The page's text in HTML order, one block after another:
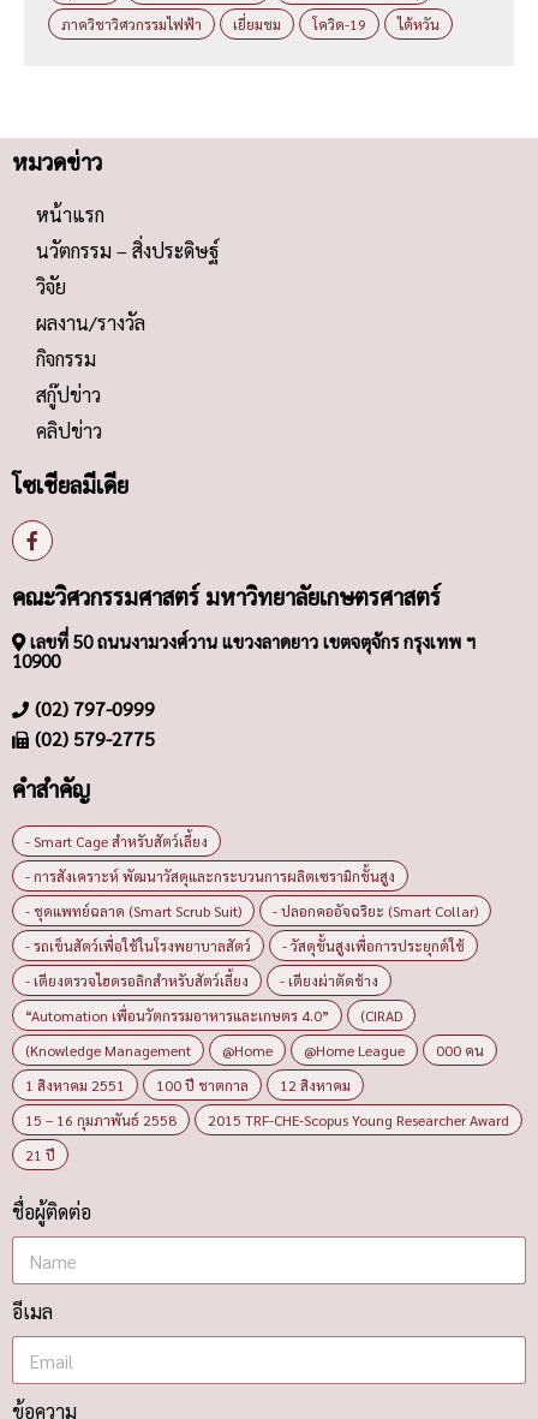
ภาควิชาวิศวกรรมไฟฟ้า
เยี่ยมชม โควิด-19 ไต้หวัน
หมวดข่าว
หน้าแรก
นวัตกรรม – สิ่งประดิษฐ์
วิจัย
ผลงาน/รางวัล
กิจกรรม
สกู๊ปข่าว
คลิปข่าว
โซเชียลมีเดีย
คณะวิศวกรรมศาสตร์ มหาวิทยาลัยเกษตรศาสตร์
เลขที่ 50 ถนนงามวงศ์วาน แขวงลาดยาว เขตจตุจักร กรุงเทพ ฯ
10900
(02) 797-0999
(02) 579-2775
คำสำคัญ
- Smart Cage สำหรับสัตว์เลี้ยง
- การสังเคราะห์ พัฒนาวัสดุและกระบวนการผลิตเซรามิกขั้นสูง
- ชุดแพทย์ฉลาด (Smart Scrub Suit)
- ปลอกคออัจฉริยะ (Smart Collar)
- รถเข็นสัตว์เพื่อใช้ในโรงพยาบาลสัตว์
- วัสดุขั้นสูงเพื่อการประยุกต์ใช้
- เตียงตรวจไฮดรอลิกสำหรับสัตว์เลี้ยง
- เตียงผ่าตัดช้าง
“Automation เพื่อนวัตกรรมอาหารและเกษตร 4.0”
(CIRAD
(Knowledge Management
@Home @Home League
000 คน
1 สิงหาคม 2551
100 ปี ชาตกาล
12 สิงหาคม
15 – 16 กุมภาพันธ์ 2558
2015 TRF-CHE-Scopus Young Researcher Award
21 ปี
ชื่อผู้ติดต่อ
อีเมล
ข้อความ